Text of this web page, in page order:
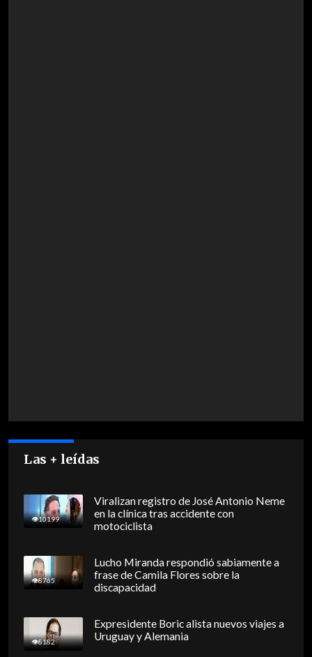
Las + leídas
10199
Viralizan registro de José Antonio Neme
en la clínica tras accidente con
motociclista
8765
Lucho Miranda respondió sabiamente a
frase de Camila Flores sobre la
discapacidad
8182
Expresidente Boric alista nuevos viajes a
Uruguay y Alemania